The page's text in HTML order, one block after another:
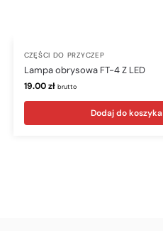
CZĘŚCI DO PRZYCZEP
Lampa obrysowa FT-4 Z LED
19.00zł brutto
Dodaj do koszyka